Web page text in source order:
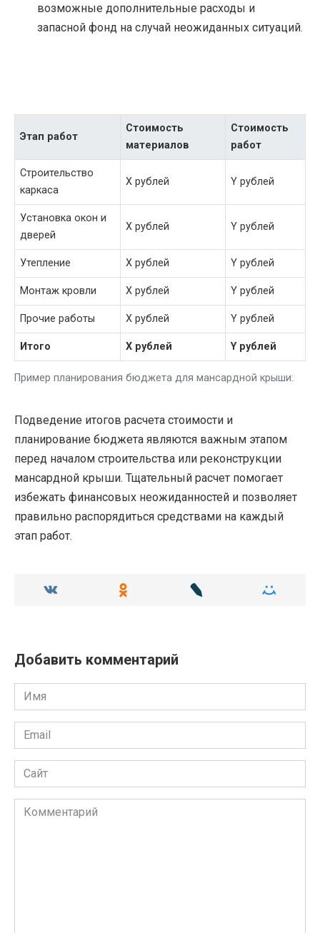
возможные дополнительные расходы и
запасной фонд на случай неожиданных ситуаций.
Пример планирования бюджета для мансардной крыши:
Этап работ
Стоимость
материалов
Стоимость
работ
Строительство
каркаса
X рублей Y рублей
Установка окон и
дверей
X рублей Y рублей
Утепление X рублей Y рублей
Монтаж кровли X рублей Y рублей
Прочие работы X рублей Y рублей
Итого X рублей Y рублей
Подведение итогов расчета стоимости и
планирование бюджета являются важным этапом
перед началом строительства или реконструкции
мансардной крыши. Тщательный расчет помогает
избежать финансовых неожиданностей и позволяет
правильно распорядиться средствами на каждый
этап работ.
Добавить комментарий
Имя
Email
Сайт
Комментарий